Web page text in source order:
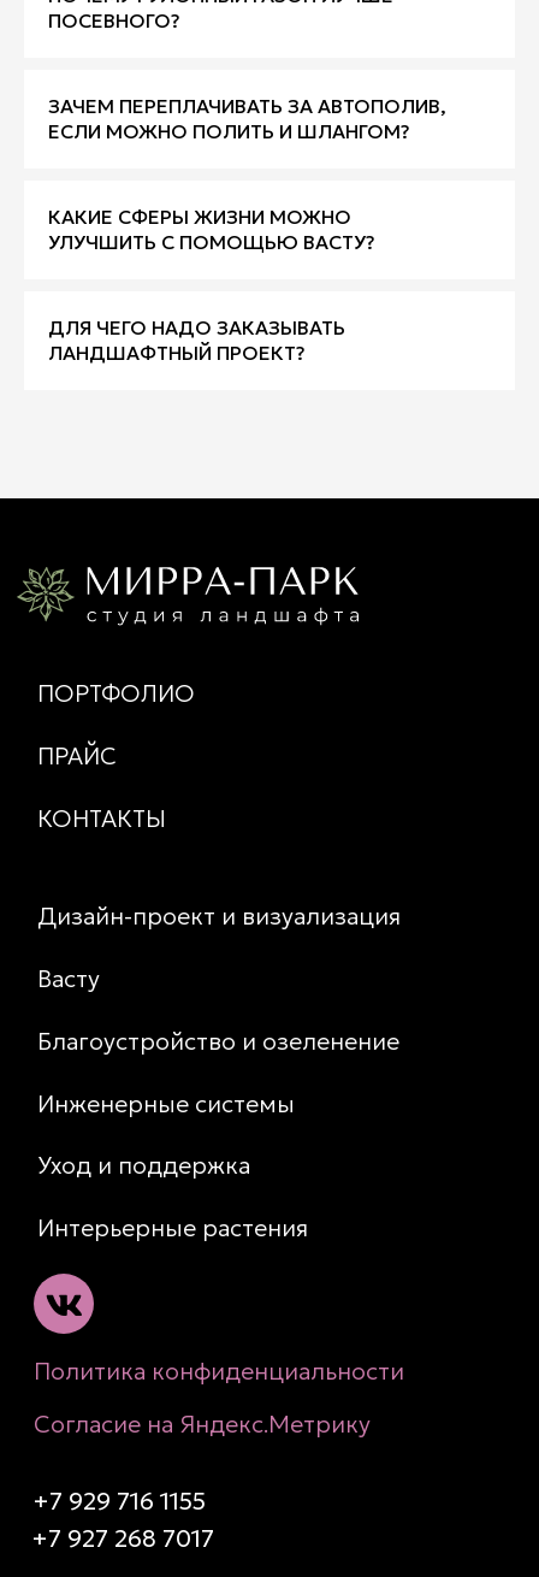
ПОСЕВНОГО?
ЗАЧЕМ ПЕРЕПЛАЧИВАТЬ ЗА АВТОПОЛИВ,
ЕСЛИ МОЖНО ПОЛИТЬ И ШЛАНГОМ?
КАКИЕ СФЕРЫ ЖИЗНИ МОЖНО
УЛУЧШИТЬ С ПОМОЩЬЮ ВАСТУ?
ДЛЯ ЧЕГО НАДО ЗАКАЗЫВАТЬ
ЛАНДШАФТНЫЙ ПРОЕКТ?